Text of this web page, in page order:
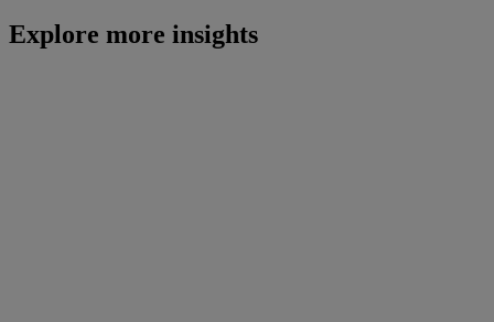
Explore more insights